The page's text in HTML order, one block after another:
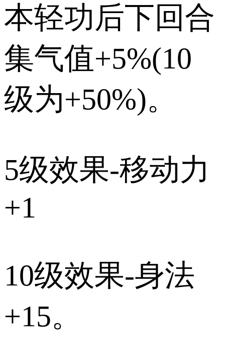
本轻功后下回合
集气值+5%(10
级为+50%)。
5级效果-移动力
+1
10级效果-身法
+15。